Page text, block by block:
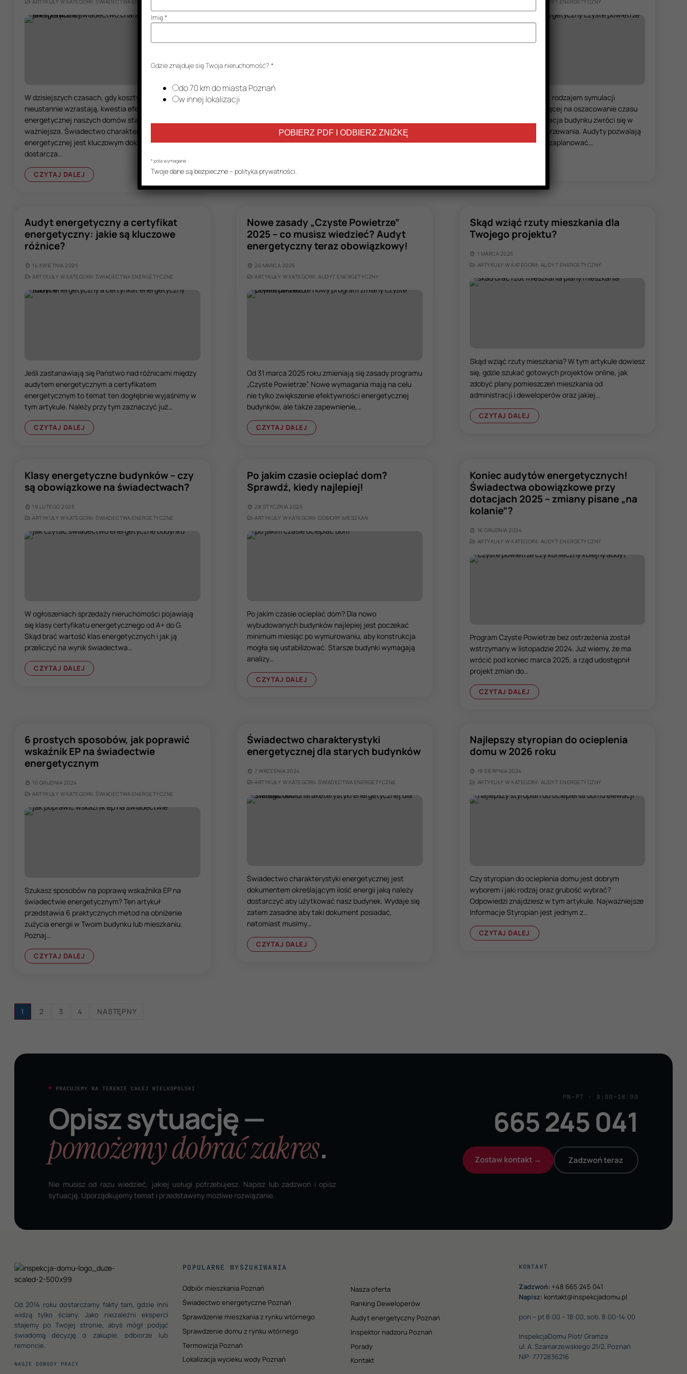
W dzisiejszych czasach, gdy koszty energii
nieustannie wzrastają, kwestia efektywności
energetycznej naszych domów staje się coraz
ważniejsza. Świadectwo charakterystyki
energetycznej jest kluczowym dokumentem, który
dostarcza…
CZYTAJ DALEJ
Zmiana Ustawy o charakterystyce energetycznej
energetycznego. Nowe przepisy…
Audyt energetyczny jest rodzajem symulacji
komputerowej pozwalającej na oszacowanie czasu
po jakim termomodernizacja budynku zwróci się w
ograniczeniu kosztów ogrzewania. Audyty pozwalają
właścicielom budynków zaplanować…
Audyt energetyczny a certyfikat
energetyczny: jakie są kluczowe
różnice?
14 KWIETNIA 2025
ARTYKUŁY W KATEGORII: ŚWIADECTWA ENERGETYCZNE
Jeśli zastanawiają się Państwo nad różnicami między
audytem energetycznym a certyfikatem
energetycznym to temat ten dogłębnie wyjaśnimy w
tym artykule. Należy przy tym zaznaczyć już…
CZYTAJ DALEJ
Nowe zasady „Czyste Powietrze”
2025 – co musisz wiedzieć? Audyt
energetyczny teraz obowiązkowy!
20 MARCA 2025
ARTYKUŁY W KATEGORII: AUDYT ENERGETYCZNY
Od 31 marca 2025 roku zmieniają się zasady programu
„Czyste Powietrze”. Nowe wymagania mają na celu
nie tylko zwiększenie efektywności energetycznej
budynków, ale także zapewnienie,…
CZYTAJ DALEJ
Skąd wziąć rzuty mieszkania dla
Twojego projektu?
1 MARCA 2025
ARTYKUŁY W KATEGORII: AUDYT ENERGETYCZNY
Skąd wziąć rzuty mieszkania? W tym artykule dowiesz
się, gdzie szukać gotowych projektów online, jak
zdobyć plany pomieszczeń mieszkania od
administracji i deweloperów oraz jakiej…
CZYTAJ DALEJ
Klasy energetyczne budynków – czy
są obowiązkowe na świadectwach?
19 LUTEGO 2025
ARTYKUŁY W KATEGORII: ŚWIADECTWA ENERGETYCZNE
W ogłoszeniach sprzedaży nieruchomości pojawiają
się klasy certyfikatu energetycznego od A+ do G.
Skąd brać wartość klas energetycznych i jak ją
przeliczyć na wynik świadectwa…
CZYTAJ DALEJ
Po jakim czasie ocieplać dom?
Sprawdź, kiedy najlepiej!
28 STYCZNIA 2025
ARTYKUŁY W KATEGORII: ODBIORY MIESZKAŃ
Po jakim czasie ocieplać dom? Dla nowo
wybudowanych budynków najlepiej jest poczekać
minimum miesiąc po wymurowaniu, aby konstrukcja
mogła się ustabilizować. Starsze budynki wymagają
analizy…
CZYTAJ DALEJ
Koniec audytów energetycznych!
Świadectwa obowiązkowe przy
dotacjach 2025 – zmiany pisane „na
kolanie”?
16 GRUDNIA 2024
ARTYKUŁY W KATEGORII: AUDYT ENERGETYCZNY
Program Czyste Powietrze bez ostrzeżenia został
wstrzymany w listopadzie 2024. Już wiemy, że ma
wrócić pod koniec marca 2025, a rząd udostępnił
projekt zmian do…
CZYTAJ DALEJ
6 prostych sposobów, jak poprawić
wskaźnik EP na świadectwie
energetycznym
10 GRUDNIA 2024
ARTYKUŁY W KATEGORII: ŚWIADECTWA ENERGETYCZNE
Szukasz sposobów na poprawę wskaźnika EP na
świadectwie energetycznym? Ten artykuł
przedstawia 6 praktycznych metod na obniżenie
zużycia energii w Twoim budynku lub mieszkaniu.
Poznaj…
CZYTAJ DALEJ
Świadectwo charakterystyki
energetycznej dla starych budynków
7 WRZEŚNIA 2024
ARTYKUŁY W KATEGORII: ŚWIADECTWA ENERGETYCZNE
Świadectwo charakterystyki energetycznej jest
dokumentem określającym ilość energii jaką należy
dostarczyć aby użytkować nasz budynek. Wydaje się
zatem zasadne aby taki dokument posiadać,
natomiast musimy…
CZYTAJ DALEJ
Najlepszy styropian do ocieplenia
domu w 2026 roku
19 SIERPNIA 2024
ARTYKUŁY W KATEGORII: AUDYT ENERGETYCZNY
Czy styropian do ocieplenia domu jest dobrym
wyborem i jaki rodzaj oraz grubość wybrać?
Odpowiedzi znajdziesz w tym artykule. Najważniejsze
Informacje Styropian jest jednym z…
CZYTAJ DALEJ
Stronicowanie
1 2 3 4 NASTĘPNY
PRACUJEMY NA TERENIE CAŁEJ WIELKOPOLSKI
Opisz sytuację —
pomożemy dobrać zakres.
Nie musisz od razu wiedzieć, jakiej usługi potrzebujesz. Napisz lub zadzwoń i opisz
sytuację. Uporządkujemy temat i przedstawimy możliwe rozwiązanie.
PN–PT · 8:00–18:00
665 245 041
Zostaw kontakt → Zadzwoń teraz
Od 2014 roku dostarczamy fakty tam, gdzie inni
widzą tylko ściany. Jako niezależni eksperci
stajemy po Twojej stronie, abyś mógł podjąć
świadomą decyzję o zakupie, odbiorze lub
remoncie.
NASZE DOWODY PRACY
POPULARNE WYSZUKIWANIA
Odbiór mieszkania Poznań
Świadectwo energetyczne Poznań
Sprawdzenie mieszkania z rynku wtórnego
Sprawdzenie domu z rynku wtórnego
Termowizja Poznań
Lokalizacja wycieku wody Poznań
Nasza oferta
Ranking Deweloperów
Audyt energetyczny Poznań
Inspektor nadzoru Poznań
Porady
Kontakt
KONTAKT
Zadzwoń: +48 665 245 041
Napisz: kontakt@inspekcjadomu.pl
pon – pt 8:00 – 18:00, sob. 8:00-14:00
InspekcjaDomu Piotr Gramza
ul. A. Szamarzewskiego 21/2, Poznań
NIP: 7772836216
Imię*
Gdzie znajduje się Twoja nieruchomość? *
do 70 km do miasta Poznań
w innej lokalizacji
* pola wymagane
Twoje dane są bezpieczne – polityka prywatności.